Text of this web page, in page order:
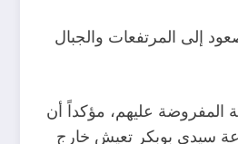
إلى المرتفعات والجبال
المفروضة عليهم، مؤكداً أن
سيدي بوبكر تعيش خارج